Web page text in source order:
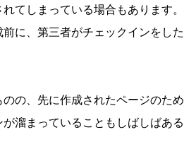
てしまっている場合もあります。
に、第三者がチェックインをした
の、先に作成されたページのため
溜まっていることもしばしばある